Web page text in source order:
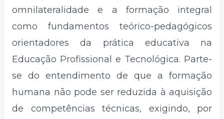
omnilateralidade e a formação integral
como fundamentos teórico-pedagógicos
orientadores da prática educativa na
Educação Profissional e Tecnológica. Parte-
se do entendimento de que a formação
humana não pode ser reduzida à aquisição
de competências técnicas, exigindo, por